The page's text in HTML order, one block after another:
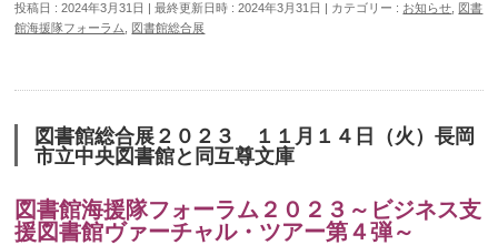
投稿日 : 2024年3月31日 最終更新日時 : 2024年3月31日 カテゴリー : お知らせ 図書
館海援隊フォーラム
図書館総合展
図書館総合展２０２３ １１月１４日（火）長岡
市立中央図書館と同互尊文庫
図書館海援隊フォーラム２０２３～ビジネス支
援図書館ヴァーチャル・ツアー第４弾～